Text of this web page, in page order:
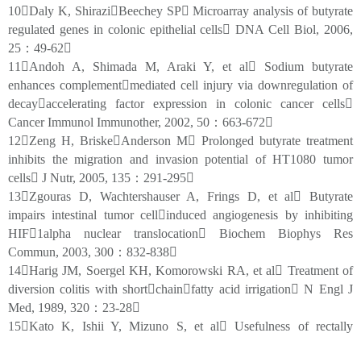
10Daly K, ShiraziBeechey SP Microarray analysis of butyrate
regulated genes in colonic epithelial cells DNA Cell Biol, 2006,
25：49-62
11Andoh A, Shimada M, Araki Y, et al Sodium butyrate
enhances complementmediated cell injury via downregulation of
decayaccelerating factor expression in colonic cancer cells
Cancer Immunol Immunother, 2002, 50：663-672
12Zeng H, BriskeAnderson M Prolonged butyrate treatment
inhibits the migration and invasion potential of HT1080 tumor
cells J Nutr, 2005, 135：291-295
13Zgouras D, Wachtershauser A, Frings D, et al Butyrate
impairs intestinal tumor cellinduced angiogenesis by inhibiting
HIF1alpha nuclear translocation Biochem Biophys Res
Commun, 2003, 300：832-838
14Harig JM, Soergel KH, Komorowski RA, et al Treatment of
diversion colitis with shortchainfatty acid irrigation N Engl J
Med, 1989, 320：23-28
15Kato K, Ishii Y, Mizuno S, et al Usefulness of rectally